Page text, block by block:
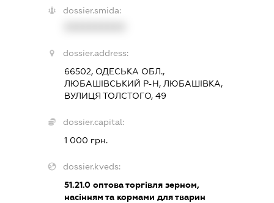
dossier.smida:
dossier.address:
66502, ОДЕСЬКА ОБЛ.,
ЛЮБАШІВСЬКИЙ Р-Н, ЛЮБАШІВКА,
ВУЛИЦЯ ТОЛСТОГО, 49
dossier.capital:
1 000 грн.
dossier.kveds:
51.21.0 оптова торгівля зерном,
насінням та кормами для тварин